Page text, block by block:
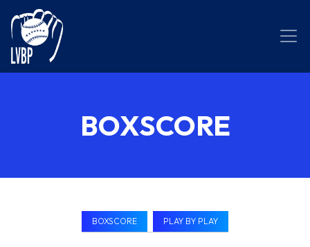
BOXSCORE
BOXSCORE PLAY BY PLAY